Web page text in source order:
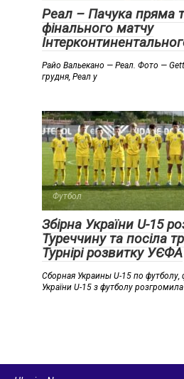
Реал – Пачука пряма
фінального матчу
Райо Вальекано — Реал. Фото —
грудня, Реал у
Футбол
Збірна України U-15
Туреччину та посіла
Турнірі розвитку УЄФА
Сборная Украины U-15 по футболу,
України U-15 з футболу розгромила